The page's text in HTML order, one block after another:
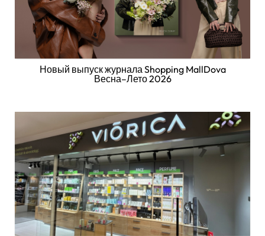
Новый выпуск журнала Shopping MallDova
Весна–Лето 2026